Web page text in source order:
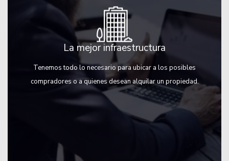
La mejor infraestructura
Tenemos todo lo necesario para ubicar a los posibles
compradores o a quienes desean alquilar un propiedad.